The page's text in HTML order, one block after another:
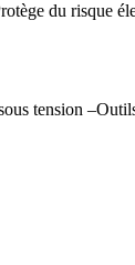
du risque
tension